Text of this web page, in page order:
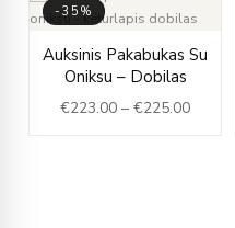
-35%
Auksinis Pakabukas Su
Oniksu – Dobilas
€223.00 – €225.00
range:
through